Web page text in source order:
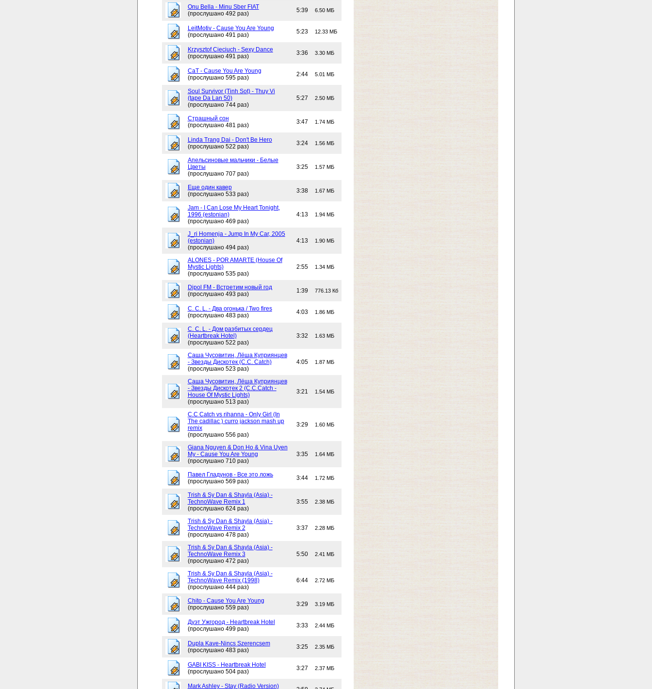
Onu Bella - Minu Sber FIAT
(прослушано 492 раз)
5:39 6.50 МБ
LeitMotiv - Cause You Are Young
(прослушано 491 раз)
5:23 12.33 МБ
Krzysztof Cieciuch - Sexy Dance
(прослушано 491 раз)
3:36 3.30 МБ
CaT - Cause You Are Young
(прослушано 595 раз)
2:44 5.01 МБ
Soul Survivor (Tinh Sot) - Thuy Vi
(tape Da Lan 50)
(прослушано 744 раз)
5:27 2.50 МБ
Страшный сон
(прослушано 481 раз)
3:47 1.74 МБ
Linda Trang Dai - Don't Be Hero
(прослушано 522 раз)
3:24 1.56 МБ
Апельсиновые мальчики - Белые
Цветы
(прослушано 707 раз)
3:25 1.57 МБ
Еще один кавер
(прослушано 533 раз)
3:38 1.67 МБ
Jam - I Can Lose My Heart Tonight,
1996 (estonian)
(прослушано 469 раз)
4:13 1.94 МБ
J_ri Homenja - Jump In My Car, 2005
(estonian)
(прослушано 494 раз)
4:13 1.90 МБ
ALONES - POR AMARTE (House Of
Mystic Lights)
(прослушано 535 раз)
2:55 1.34 МБ
Dipol FM - Встретим новый год
(прослушано 493 раз)
1:39 776.13 Кб
C. C. L. - Два огонька / Two fires
(прослушано 483 раз)
4:03 1.86 МБ
C. C. L. - Дом разбитых сердец
(Heartbreak Hotel)
(прослушано 522 раз)
3:32 1.63 МБ
Саша Чусовитин, Лёша Куприянцев
- Звезды Дискотек (C.C. Catch)
(прослушано 523 раз)
4:05 1.87 МБ
Саша Чусовитин, Лёша Куприянцев
- Звезды Дискотек 2 (C.C.Catch -
House Of Mystic Lights)
(прослушано 513 раз)
3:21 1.54 МБ
C.C Catch vs rihanna - Only Girl (In
The cadillac ) curro jackson mash up
remix
(прослушано 556 раз)
3:29 1.60 МБ
Giana Nguyen & Don Ho & Vina Uyen
My - Cause You Are Young
(прослушано 710 раз)
3:35 1.64 МБ
Павел Гладунов - Все это ложь
(прослушано 569 раз)
3:44 1.72 МБ
Trish & Sy Dan & Shayla (Asia) -
TechnoWave Remix 1
(прослушано 624 раз)
3:55 2.38 МБ
Trish & Sy Dan & Shayla (Asia) -
TechnoWave Remix 2
(прослушано 478 раз)
3:37 2.28 МБ
Trish & Sy Dan & Shayla (Asia) -
TechnoWave Remix 3
(прослушано 472 раз)
5:50 2.41 МБ
Trish & Sy Dan & Shayla (Asia) -
TechnoWave Remix (1998)
(прослушано 444 раз)
6:44 2.72 МБ
Chito - Cause You Are Young
(прослушано 559 раз)
3:29 3.19 МБ
Дуэт Ужгород - Heartbreak Hotel
(прослушано 499 раз)
3:33 2.44 МБ
Dupla Kave-Nincs Szerencsem
(прослушано 483 раз)
3:25 2.35 МБ
GABI KISS - Heartbreak Hotel
(прослушано 504 раз)
3:27 2.37 МБ
Mark Ashley - Stay (Radio Version)